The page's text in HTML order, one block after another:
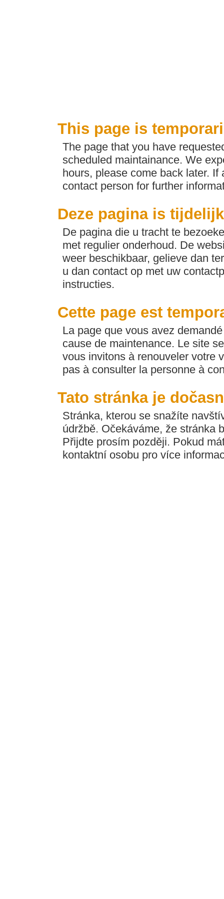
This page is
The page that you have
scheduled maintainance. We
hours, please come back later.
contact person for further
Deze pagina is
De pagina die u tracht te
met regulier onderhoud. De
weer beschikbaar, gelieve dan
u dan contact op met uw
instructies.
Cette page est
La page que vous avez
cause de maintenance. Le site
vous invitons à renouveler votre
pas à consulter la personne à
Tato stránka je
Stránka, kterou se snažíte
údržbě. Očekáváme, že stránka
Přijdte prosím později. Pokud
kontaktní osobu pro více